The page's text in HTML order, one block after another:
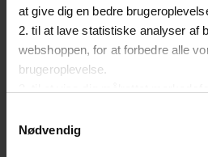
at give dig en bedre
2. til at lave statistiske analyser af
webshoppen, for at forbedre alle
brugeroplevelse.
Hvis du vil vide mere om hvordan
brugt er du velkommen til at
Nødvendig
ANDRE HAR
VALGT: